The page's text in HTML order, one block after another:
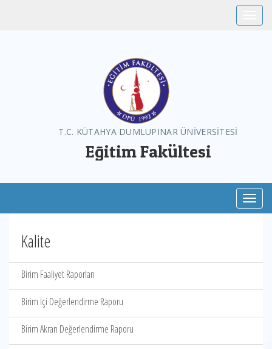
T.C. KÜTAHYA DUMLUPINAR ÜNİVERSİTESİ
Eğitim Fakültesi
Kalite
Birim Faaliyet Raporları
Birim İçi Değerlendirme Raporu
Birim Akran Değerlendirme Raporu